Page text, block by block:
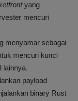
yang
mencuri
menyamar sebagai
mencuri kunci
lainnya.
payload
binary Rust